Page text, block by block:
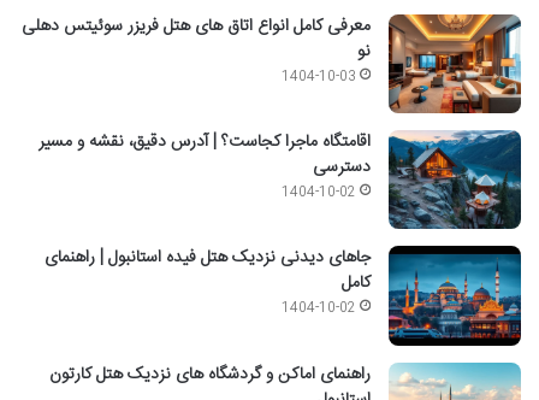
معرفی کامل انواع اتاق های هتل فریزر سوئیتس دهلی
نو
1404-10-03
اقامتگاه ماجرا کجاست؟ | آدرس دقیق، نقشه و مسیر
دسترسی
1404-10-02
جاهای دیدنی نزدیک هتل فیده استانبول | راهنمای
کامل
1404-10-02
راهنمای اماکن و گردشگاه های نزدیک هتل کارتون